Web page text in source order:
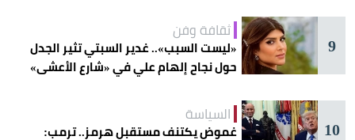
9
ثقافة وفن
«ليست السبب».. غدير السبتي تثير الجدل
حول نجاح إلهام علي في «شارع الأعشى»
10
السياسة
غموض يكتنف مستقبل هرمز.. ترمب: